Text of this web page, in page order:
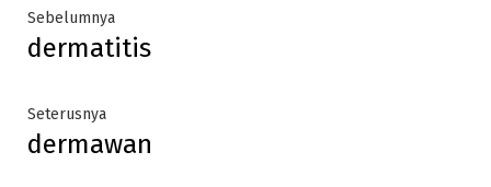
Post
navigation
SebelumnyaPrevious
post:
dermatitis
SeterusnyaNext
post:
dermawan